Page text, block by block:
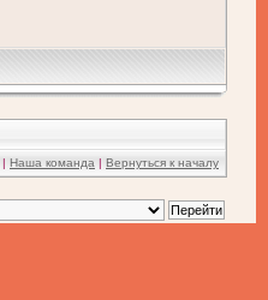
| Наша команда | Вернуться к началу